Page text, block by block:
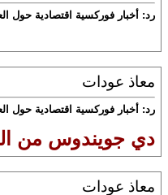
رد: أخبار فوركسية اقتصادية حول
معاذ عودات
رد: أخبار فوركسية اقتصادية حول
دي جويندوس من
معاذ عودات